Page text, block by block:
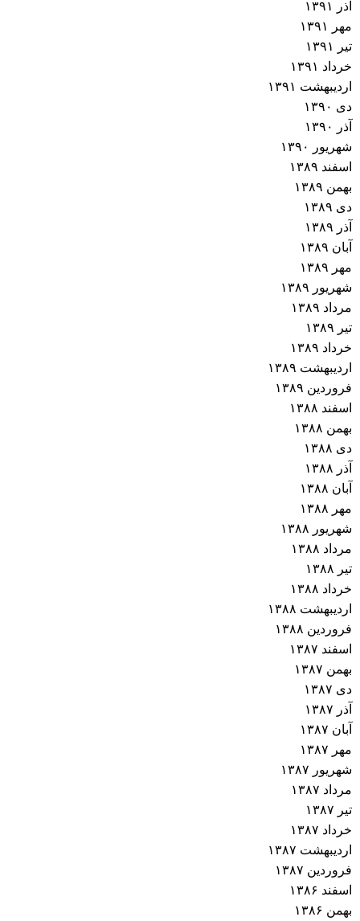
آذر ۱۳۹۱
مهر ۱۳۹۱
تیر ۱۳۹۱
خرداد ۱۳۹۱
اردیبهشت ۱۳۹۱
دی ۱۳۹۰
آذر ۱۳۹۰
شهریور ۱۳۹۰
اسفند ۱۳۸۹
بهمن ۱۳۸۹
دی ۱۳۸۹
آذر ۱۳۸۹
آبان ۱۳۸۹
مهر ۱۳۸۹
شهریور ۱۳۸۹
مرداد ۱۳۸۹
تیر ۱۳۸۹
خرداد ۱۳۸۹
اردیبهشت ۱۳۸۹
فروردین ۱۳۸۹
اسفند ۱۳۸۸
بهمن ۱۳۸۸
دی ۱۳۸۸
آذر ۱۳۸۸
آبان ۱۳۸۸
مهر ۱۳۸۸
شهریور ۱۳۸۸
مرداد ۱۳۸۸
تیر ۱۳۸۸
خرداد ۱۳۸۸
اردیبهشت ۱۳۸۸
فروردین ۱۳۸۸
اسفند ۱۳۸۷
بهمن ۱۳۸۷
دی ۱۳۸۷
آذر ۱۳۸۷
آبان ۱۳۸۷
مهر ۱۳۸۷
شهریور ۱۳۸۷
مرداد ۱۳۸۷
تیر ۱۳۸۷
خرداد ۱۳۸۷
اردیبهشت ۱۳۸۷
فروردین ۱۳۸۷
اسفند ۱۳۸۶
بهمن ۱۳۸۶